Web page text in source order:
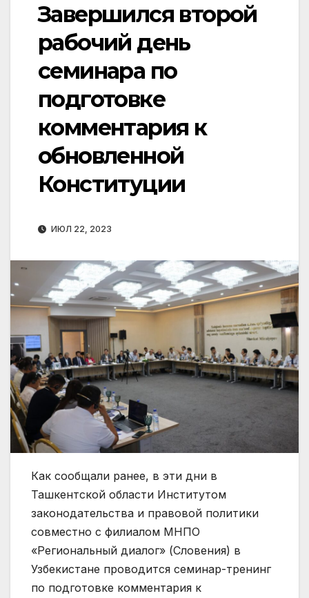
Завершился второй
рабочий день
семинара по
подготовке
комментария к
обновленной
Конституции
ИЮЛ 22, 2023
Как сообщали ранее, в эти дни в
Ташкентской области Институтом
законодательства и правовой политики
совместно с филиалом МНПО
«Региональный диалог» (Словения) в
Узбекистане проводится семинар-тренинг
по подготовке комментария к